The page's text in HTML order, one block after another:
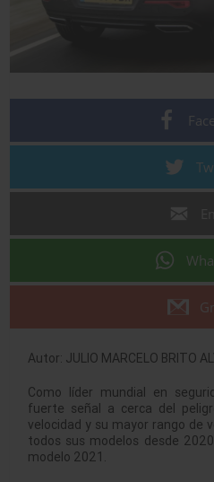
Autor: JULIO MARCELO BRITO
Como líder mundial en
fuerte señal a cerca del
velocidad y su mayor rango de
todos sus modelos desde
modelo 2021.